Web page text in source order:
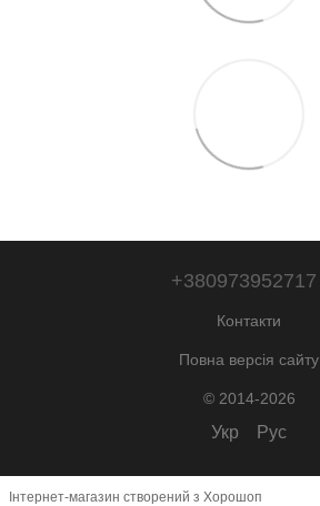
+380973952717
Контакти
Повна версія сайту
© 2014-2026
Укр Рус
Інтернет-магазин створений з Хорошоп